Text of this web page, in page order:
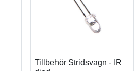
Tillbehör Stridsvagn - IR